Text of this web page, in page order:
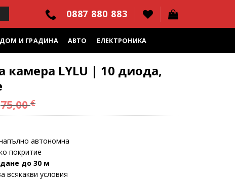
0887 880 883
ДОМ И ГРАДИНА АВТО ЕЛЕКТРОНИКА
камера LYLU | 10 диода,
75,00€
автономна
покритие
до 30 м
всякакви условия